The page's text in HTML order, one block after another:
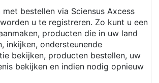
met bestellen via Sciensus Axcess
u te registreren. Zo kunt u een
producten die in uw land
inkijken, ondersteunende
bekijken, producten bestellen, uw
bekijken en indien nodig opnieuw